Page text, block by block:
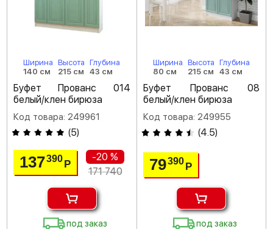
Ширина
140 см
Высота
215 см
Глубина
43 см
Буфет Прованс 014
белый/клен бирюза
Код товара: 249961
(5)
137390Р
-20 %
171 740
под заказ
Ширина
80 см
Высота
215 см
Глубина
43 см
Буфет Прованс 08
белый/клен бирюза
Код товара: 249955
(4.5)
79390 Р
под заказ